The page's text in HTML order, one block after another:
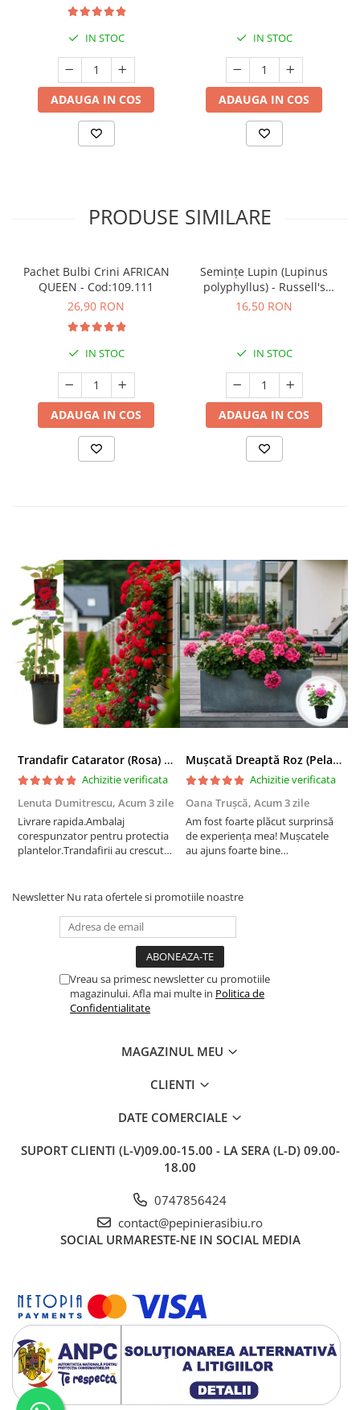
IN STOC
ADAUGA IN COS
IN STOC
ADAUGA IN COS
PRODUSE SIMILARE
Pachet Bulbi Crini AFRICAN
QUEEN - Cod:109.111
26,90 RON
IN STOC
ADAUGA IN COS
Semințe Lupin (Lupinus
polyphyllus) - Russell's
Hybrids (Mix) - Cod 6540
16,50 RON
IN STOC
ADAUGA IN COS
Trandafir Catarator (Rosa) Red Climber - 75cm
Achizitie verificata
Lenuta Dumitrescu, Acum 3 zile
Livrare rapida.Ambalaj
corespunzator pentru protectia
plantelor.Trandafirii au crescut
Mușcată Dreaptă Roz (Pelargonium Zonale)
Achizitie verificata
Oana Trușcă, Acum 3 zile
Am fost foarte plăcut surprinsă
de experiența mea! Mușcatele
au ajuns foarte bine
transportului. Se vede că au fost
Newsletter Nu rata ofertele si promotiile noastre
Vreau sa primesc newsletter cu promotiile
magazinului. Afla mai multe in Politica de
Confidentialitate
MAGAZINUL MEU
CLIENTI
DATE COMERCIALE
SUPORT CLIENTI (L-V)09.00-15.00 - LA SERA (L-D) 09.00-
18.00
0747856424
contact@pepinierasibiu.ro
SOCIAL URMARESTE-NE IN SOCIAL MEDIA